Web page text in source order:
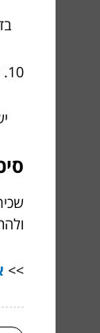
10. כיצד להתמודד עם בעיות שהיו בנכס?
>>